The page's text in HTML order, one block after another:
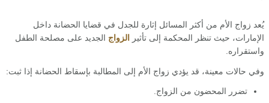
يُعد زواج الأم من أكثر المسائل إثارة للجدل في قضايا الحضانة داخل
الإمارات، حيث تنظر المحكمة إلى تأثير
الزواج الجديد على مصلحة الطفل
واستقراره.
وفي حالات معينة، قد يؤدي زواج الأم إلى المطالبة بإسقاط الحضانة إذا ثبت:
تضرر المحضون من الزواج.